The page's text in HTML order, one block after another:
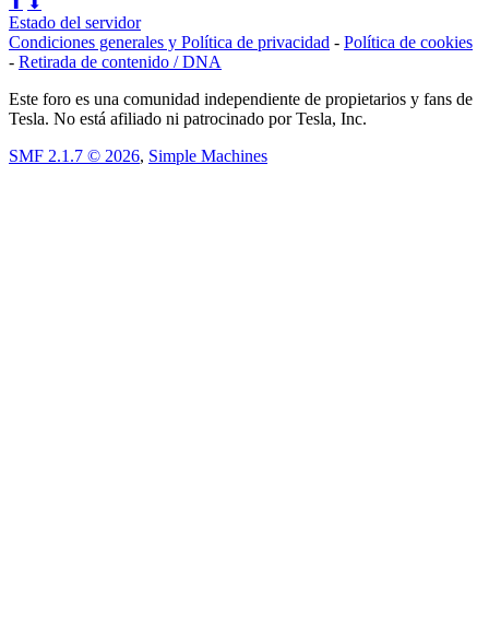
Estado del servidor
Condiciones generales y Política de privacidad - Política de cookies
- Retirada de contenido / DNA
Este foro es una comunidad independiente de propietarios y fans de
Tesla. No está afiliado ni patrocinado por Tesla, Inc.
SMF 2.1.7 © 2026, Simple Machines